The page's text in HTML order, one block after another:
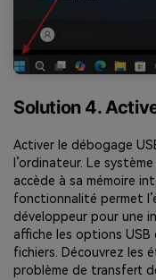
Solution 4.
Activer le débogage
l’ordinateur. Le
accède à sa mémoire
fonctionnalité permet
développeur pour une
affiche les options USB
fichiers. Découvrez les
problème de transfert